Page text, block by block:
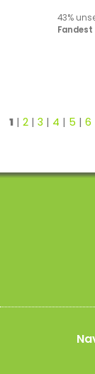
43%
1| 2| 3 | 4 | 5 | 6